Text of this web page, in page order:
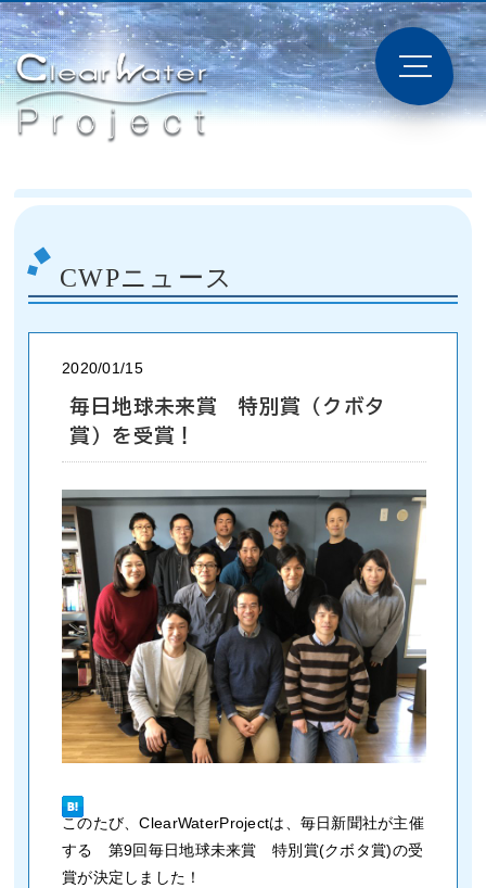
CWPニュース
2020/01/15
毎日地球未来賞 特別賞（クボタ
賞）を受賞！
このたび、ClearWaterProjectは、毎日新聞社が主催
する 第9回毎日地球未来賞 特別賞(クボタ賞)の受
賞が決定しました！